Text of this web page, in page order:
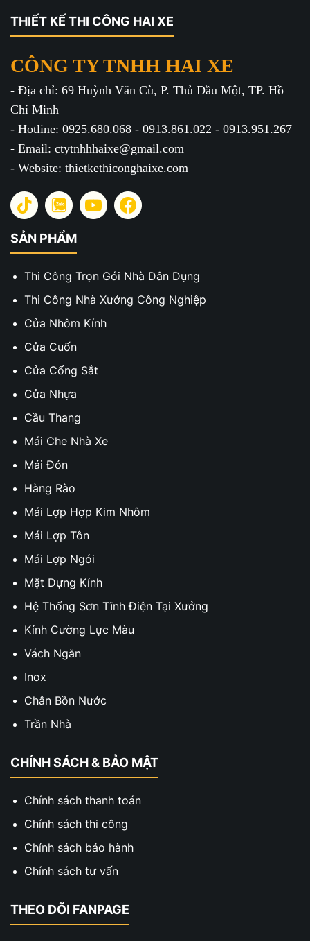
THIẾT KẾ THI CÔNG HAI XE
CÔNG TY TNHH HAI XE
- Địa chỉ: 69 Huỳnh Văn Cù, P. Thủ Dầu Một, TP. Hồ
Chí Minh
- Hotline: 0925.680.068 - 0913.861.022 - 0913.951.267
- Email: ctytnhhhaixe@gmail.com
- Website: thietkethiconghaixe.com
SẢN PHẨM
Thi Công Trọn Gói Nhà Dân Dụng
Thi Công Nhà Xưởng Công Nghiệp
Cửa Nhôm Kính
Cửa Cuốn
Cửa Cổng Sắt
Cửa Nhựa
Cầu Thang
Mái Che Nhà Xe
Mái Đón
Hàng Rào
Mái Lợp Hợp Kim Nhôm
Mái Lợp Tôn
Mái Lợp Ngói
Mặt Dựng Kính
Hệ Thống Sơn Tĩnh Điện Tại Xưởng
Kính Cường Lực Màu
Vách Ngăn
Inox
Chân Bồn Nước
Trần Nhà
CHÍNH SÁCH & BẢO MẬT
Chính sách thanh toán
Chính sách thi công
Chính sách bảo hành
Chính sách tư vấn
THEO DÕI FANPAGE